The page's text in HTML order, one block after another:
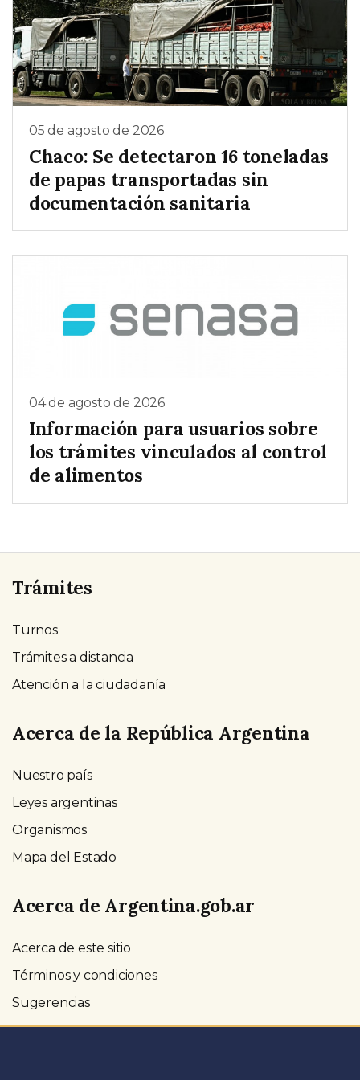
05 de agosto de 2026
Chaco: Se detectaron 16 toneladas
de papas transportadas sin
documentación sanitaria
04 de agosto de 2026
Información para usuarios sobre
los trámites vinculados al control
de alimentos
Trámites
Turnos
Trámites a distancia
Atención a la ciudadanía
Acerca de la República Argentina
Nuestro país
Leyes argentinas
Organismos
Mapa del Estado
Acerca de Argentina.gob.ar
Acerca de este sitio
Términos y condiciones
Sugerencias